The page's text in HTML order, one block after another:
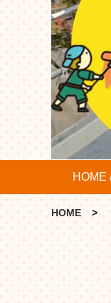
HOME
HOME